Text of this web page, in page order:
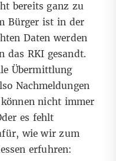
bereits ganz zu
Bürger ist in der
Daten werden
das RKI gesandt.
Übermittlung
Nachmeldungen
nicht immer
es fehlt
wie wir zum
erfuhren: